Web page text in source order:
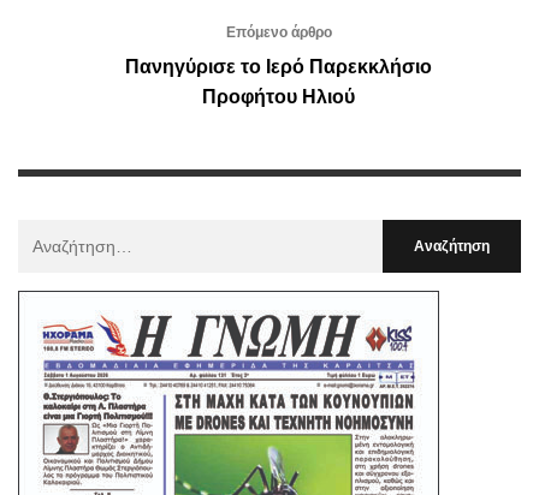
Επόμενο άρθρο
Πανηγύρισε το Ιερό Παρεκκλήσιο
Προφήτου Ηλιού
: